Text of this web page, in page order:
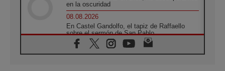
en la oscuridad
08.08.2026
En Castel Gandolfo, el tapiz de Raffaello
sobre el sermón de San Pablo
08.08.2026
En Colombia, «la paz no se compra con una